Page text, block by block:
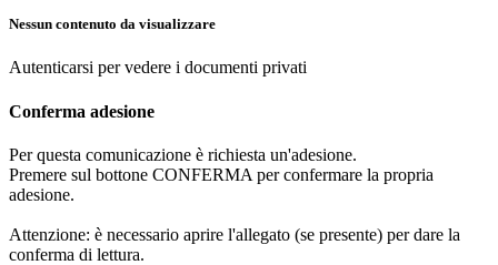
Nessun contenuto da visualizzare
Autenticarsi per vedere i documenti privati
Conferma adesione
Per questa comunicazione è richiesta un'adesione.
Premere sul bottone CONFERMA per confermare la propria
adesione.
Attenzione: è necessario aprire l'allegato (se presente) per dare la
conferma di lettura.